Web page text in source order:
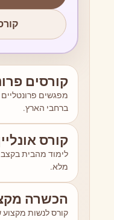
קורסים
מפגשים
ברחבי הארץ.
קורס
לימוד מהבית
מלא.
הכשרה
קורס לנשות מקצוע